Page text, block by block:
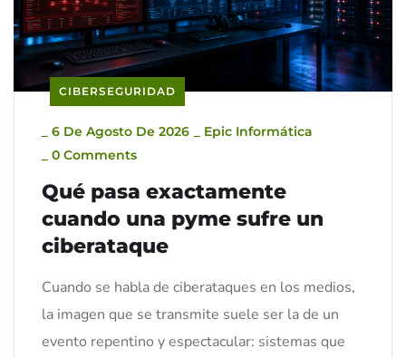
CIBERSEGURIDAD
6 De Agosto De 2026
Epic Informática
0 Comments
Qué pasa exactamente
cuando una pyme sufre un
ciberataque
Cuando se habla de ciberataques en los medios,
la imagen que se transmite suele ser la de un
evento repentino y espectacular: sistemas que